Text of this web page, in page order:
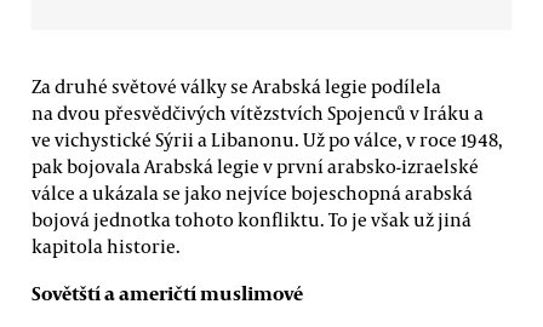
Za druhé světové války se Arabská legie podílela
na dvou přesvědčivých vítězstvích Spojenců v Iráku a
ve vichystické Sýrii a Libanonu. Už po válce, v roce 1948,
pak bojovala Arabská legie v první arabsko-izraelské
válce a ukázala se jako nejvíce bojeschopná arabská
bojová jednotka tohoto konfliktu. To je však už jiná
kapitola historie.
Sovětští a američtí muslimové